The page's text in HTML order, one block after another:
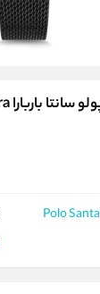
پولو سانتا باربارا Polo Santa